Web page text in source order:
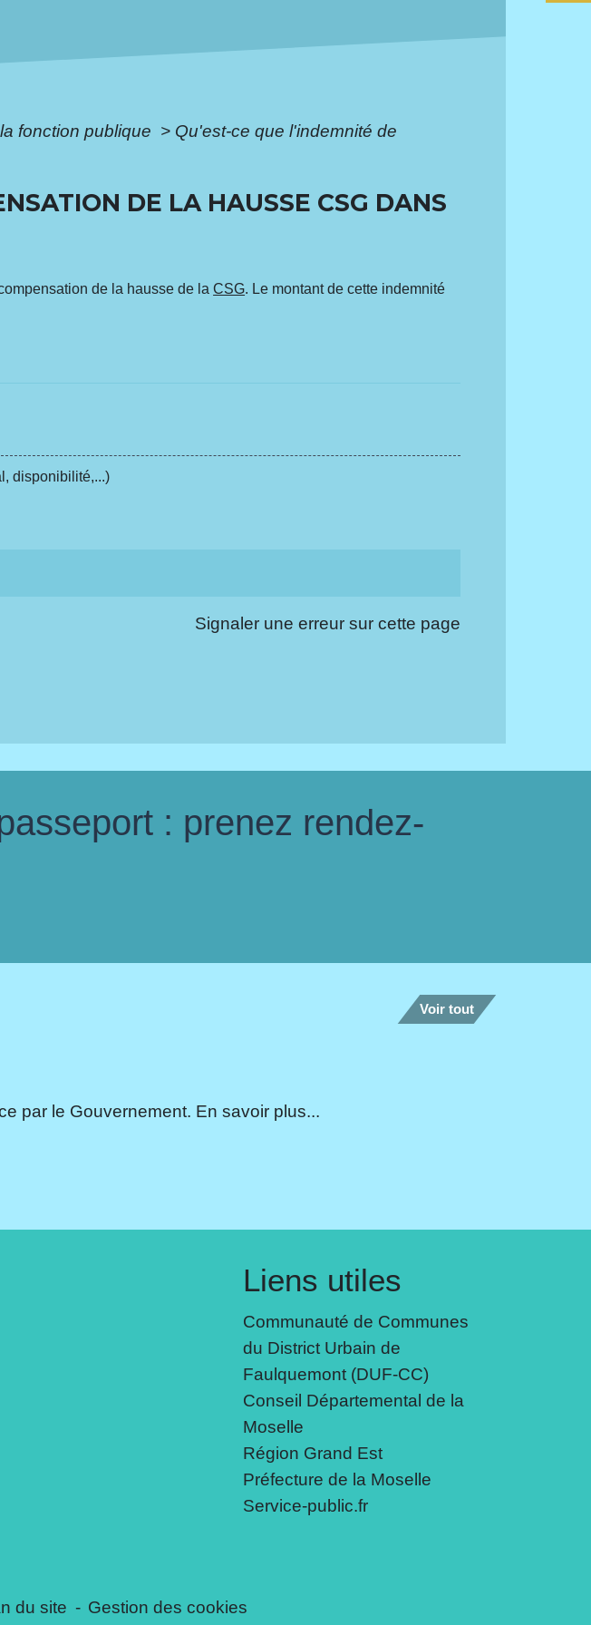
fonction publique > Qu'est-ce que l'indemnité de
DE LA HAUSSE CSG DANS
de la hausse de laCSG. Le montant de cette indemnité
disponibilité,...)
Signaler une erreur sur cette page
: prenez rendez-
Voir tout
par le Gouvernement. En savoir plus...
Liens utiles
Communauté de Communes
du District Urbain de
Faulquemont (DUF-CC)
Conseil Départemental de la
Moselle
Région Grand Est
Préfecture de la Moselle
Service-public.fr
du site - Gestion des cookies